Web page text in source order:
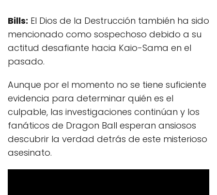
Bills: El Dios de la Destrucción también ha sido
mencionado como sospechoso debido a su
actitud desafiante hacia Kaio-Sama en el
pasado.
Aunque por el momento no se tiene suficiente
evidencia para determinar quién es el
culpable, las investigaciones continúan y los
fanáticos de Dragon Ball esperan ansiosos
descubrir la verdad detrás de este misterioso
asesinato.